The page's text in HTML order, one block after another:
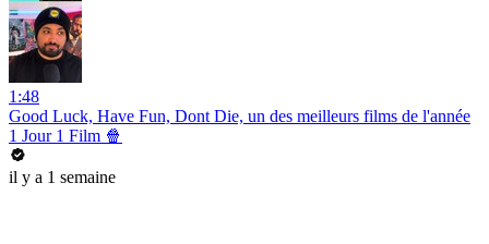
1:48
Good Luck, Have Fun, Dont Die, un des meilleurs films de l'année
1 Jour 1 Film 🍿
il y a 1 semaine